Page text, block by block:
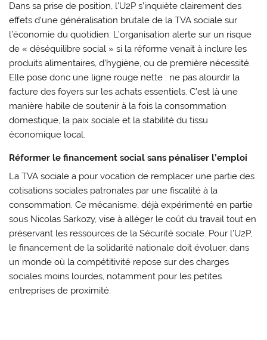
Dans sa prise de position, l’U2P s’inquiète clairement des
effets d’une généralisation brutale de la TVA sociale sur
l’économie du quotidien. L’organisation alerte sur un risque
de « déséquilibre social » si la réforme venait à inclure les
produits alimentaires, d’hygiène, ou de première nécessité.
Elle pose donc une ligne rouge nette : ne pas alourdir la
facture des foyers sur les achats essentiels. C’est là une
manière habile de soutenir à la fois la consommation
domestique, la paix sociale et la stabilité du tissu
économique local.
Réformer le financement social sans pénaliser l’emploi
La TVA sociale a pour vocation de remplacer une partie des
cotisations sociales patronales par une fiscalité à la
consommation. Ce mécanisme, déjà expérimenté en partie
sous Nicolas Sarkozy, vise à alléger le coût du travail tout en
préservant les ressources de la Sécurité sociale. Pour l’U2P,
le financement de la solidarité nationale doit évoluer, dans
un monde où la compétitivité repose sur des charges
sociales moins lourdes, notamment pour les petites
entreprises de proximité.